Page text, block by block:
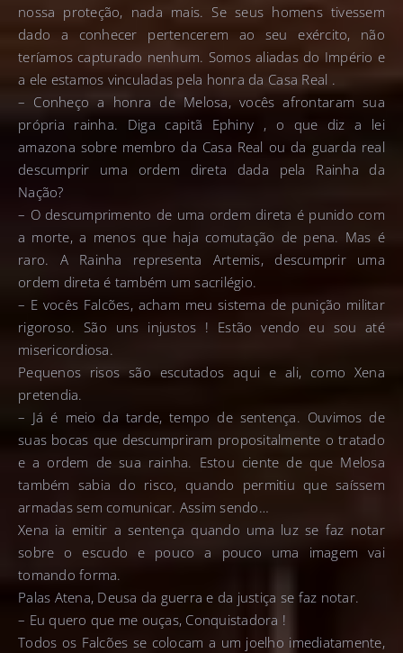
nossa proteção, nada mais. Se seus homens tivessem
dado a conhecer pertencerem ao seu exército, não
teríamos capturado nenhum. Somos aliadas do Império e
a ele estamos vinculadas pela honra da Casa Real .
– Conheço a honra de Melosa, vocês afrontaram sua
própria rainha. Diga capitã Ephiny , o que diz a lei
amazona sobre membro da Casa Real ou da guarda real
descumprir uma ordem direta dada pela Rainha da
Nação?
– O descumprimento de uma ordem direta é punido com
a morte, a menos que haja comutação de pena. Mas é
raro. A Rainha representa Artemis, descumprir uma
ordem direta é também um sacrilégio.
– E vocês Falcões, acham meu sistema de punição militar
rigoroso. São uns injustos ! Estão vendo eu sou até
misericordiosa.
Pequenos risos são escutados aqui e ali, como Xena
pretendia.
– Já é meio da tarde, tempo de sentença. Ouvimos de
suas bocas que descumpriram propositalmente o tratado
e a ordem de sua rainha. Estou ciente de que Melosa
também sabia do risco, quando permitiu que saíssem
armadas sem comunicar. Assim sendo…
Xena ia emitir a sentença quando uma luz se faz notar
sobre o escudo e pouco a pouco uma imagem vai
tomando forma.
Palas Atena, Deusa da guerra e da justiça se faz notar.
– Eu quero que me ouças, Conquistadora !
Todos os Falcões se colocam a um joelho imediatamente,